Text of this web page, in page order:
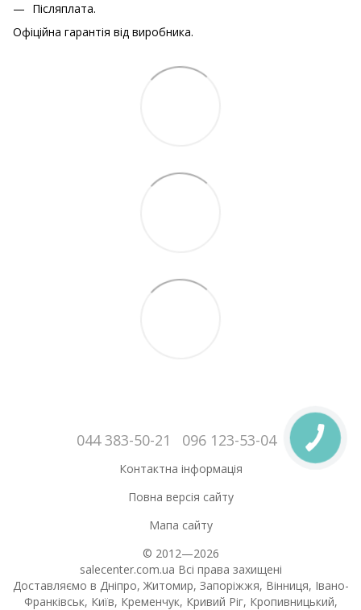
Післяплата.
Офіційна гарантія від виробника.
044 383-50-21 096 123-53-04
Контактна інформація
Повна версія сайту
Мапа сайту
© 2012—2026
salecenter.com.ua Всі права захищені
Доставляємо в Дніпро, Житомир, Запоріжжя, Вінниця, Івано-
Франківськ, Київ, Кременчук, Кривий Ріг, Кропивницький,